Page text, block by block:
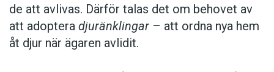
de att avlivas. Därför talas det om behovet av
att adoptera djuränklingar – att ordna nya hem
åt djur när ägaren avlidit.